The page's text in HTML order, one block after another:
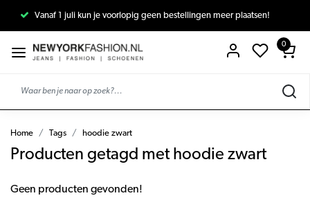
Vanaf 1 juli kun je voorlopig geen bestellingen meer plaatsen!
0
Home Tags hoodie zwart
Producten getagd met hoodie zwart
Geen producten gevonden!